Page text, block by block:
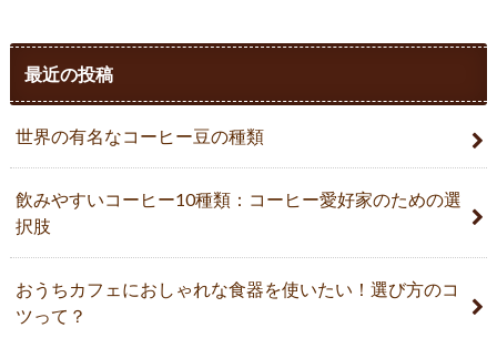
最近の投稿
世界の有名なコーヒー豆の種類
飲みやすいコーヒー10種類：コーヒー愛好家のための選
択肢
おうちカフェにおしゃれな食器を使いたい！選び方のコ
ツって？